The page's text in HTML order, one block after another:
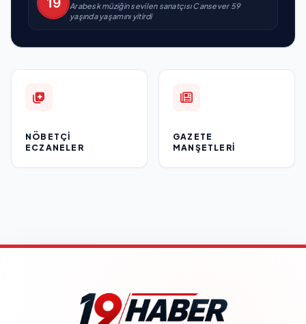
Arabesk müziğin sevilen sanatçısı Cansever 59
yaşında yaşamını yitirdi
NÖBETÇI
ECZANELER
GAZETE
MANŞETLERI